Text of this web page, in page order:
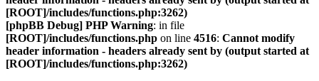
[ROOT]/includes/functions.php:3262)
[phpBB Debug] PHP Warning: in file
[ROOT]/includes/functions.php on line 4516: Cannot modify
header information - headers already sent by (output started at
[ROOT]/includes/functions.php:3262)